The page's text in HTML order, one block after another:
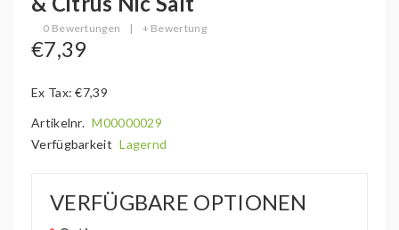
0 Bewertungen | + Bewertung
€7,39
Ex Tax: €7,39
Artikelnr. M00000029
Verfügbarkeit Lagernd
VERFÜGBARE OPTIONEN